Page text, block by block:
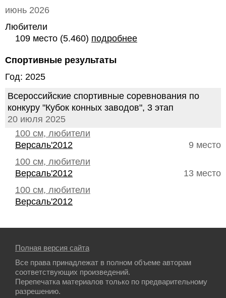
июнь 2026
Любители
109 место (5.460) подробнее
Спортивные результаты
Год: 2025
Всероссийские спортивные соревнования по
конкуру "Кубок конных заводов", 3 этап
20 июля 2025
100 см, любители
9 место
Версаль'2012
100 см, любители
13 место
Версаль'2012
100 см, любители
Версаль'2012
Полная версия сайта
Все права принадлежат в полном объеме авторам
соответствующих произведений.
Перепечатка материалов только по предварительному
разрешению.